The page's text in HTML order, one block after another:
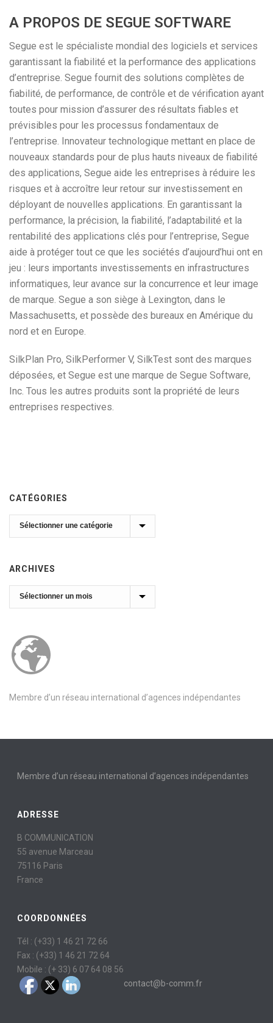
A PROPOS DE SEGUE SOFTWARE
Segue est le spécialiste mondial des logiciels et services
garantissant la fiabilité et la performance des applications
d’entreprise. Segue fournit des solutions complètes de
fiabilité, de performance, de contrôle et de vérification ayant
toutes pour mission d’assurer des résultats fiables et
prévisibles pour les processus fondamentaux de
l’entreprise. Innovateur technologique mettant en place de
nouveaux standards pour de plus hauts niveaux de fiabilité
des applications, Segue aide les entreprises à réduire les
risques et à accroître leur retour sur investissement en
déployant de nouvelles applications. En garantissant la
performance, la précision, la fiabilité, l’adaptabilité et la
rentabilité des applications clés pour l’entreprise, Segue
aide à protéger tout ce que les sociétés d’aujourd’hui ont en
jeu : leurs importants investissements en infrastructures
informatiques, leur avance sur la concurrence et leur image
de marque. Segue a son siège à Lexington, dans le
Massachusetts, et possède des bureaux en Amérique du
nord et en Europe.
SilkPlan Pro, SilkPerformer V, SilkTest sont des marques
déposées, et Segue est une marque de Segue Software,
Inc. Tous les autres produits sont la propriété de leurs
entreprises respectives.
CATÉGORIES
Catégories
ARCHIVES
Archives
Membre d’un réseau international d’agences indépendantes
Membre d’un réseau international d’agences indépendantes
ADRESSE
B COMMUNICATION
55 avenue Marceau
75116 Paris
France
COORDONNÉES
Tél : (+33) 1 46 21 72 66
Fax : (+33) 1 46 21 72 64
Mobile : (+ 33) 6 07 64 08 56
contact@b-comm.fr